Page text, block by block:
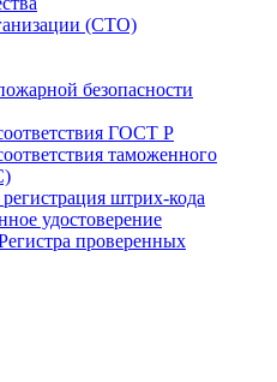
(СТО)
безопасности
ГОСТ Р
таможенного
регистрация штрих-кода
удостоверение
проверенных